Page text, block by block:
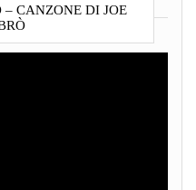
– CANZONE DI JOE